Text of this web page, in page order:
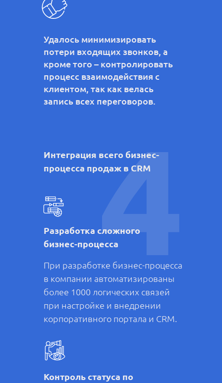
Удалось минимизировать
потери входящих звонков, а
кроме того – контролировать
процесс взаимодействия с
клиентом, так как велась
запись всех переговоров.
Разработка сложного
бизнес-процесса4
При разработке бизнес-процесса
в компании автоматизированы
более 1000 логических связей
при настройке и внедрении
корпоративного портала и CRM.
Интеграция всего бизнес-
процесса продаж в CRM
Контроль статуса по